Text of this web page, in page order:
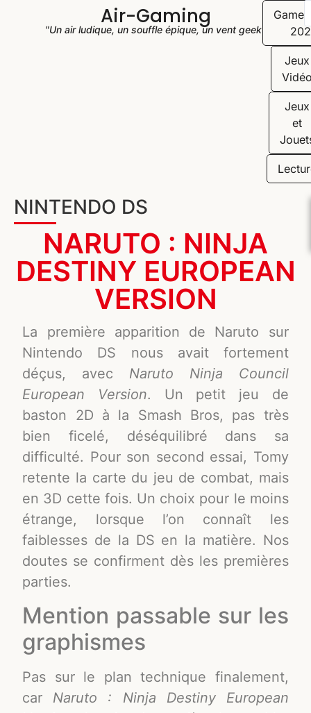
Air-Gaming
"Un air ludique, un souffle épique, un vent geek"
Jeux
Jeux
et
NINTENDO DS
NARUTO : NINJA
DESTINY EUROPEAN
VERSION
La première apparition de Naruto sur
Nintendo DS nous avait fortement
déçus, avec Naruto Ninja Council
European Version. Un petit jeu de
baston 2D à la Smash Bros, pas très
bien ficelé, déséquilibré dans sa
difficulté. Pour son second essai, Tomy
retente la carte du jeu de combat, mais
en 3D cette fois. Un choix pour le moins
étrange, lorsque l’on connaît les
faiblesses de la DS en la matière. Nos
doutes se confirment dès les premières
parties.
Mention passable sur les
graphismes
Pas sur le plan technique finalement,
car Naruto : Ninja Destiny European